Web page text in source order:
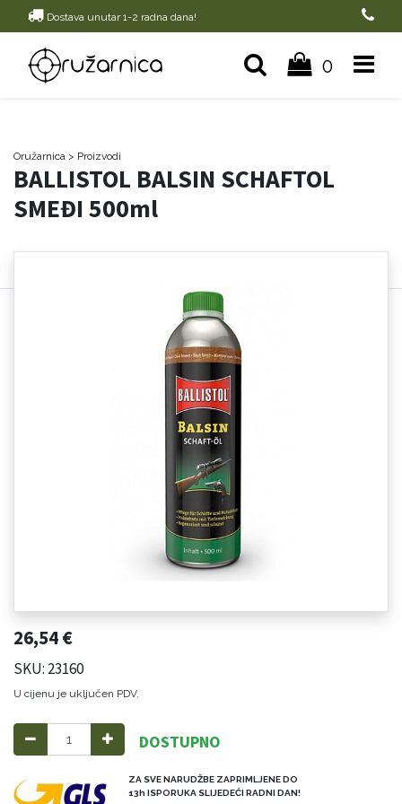
Dostava unutar 1-2 radna dana!
0
Oružarnica > Proizvodi
BALLISTOL BALSIN SCHAFTOL
SMEĐI 500ml
26,54€
SKU: 23160
U cijenu je uključen PDV.
DOSTUPNO
ZA SVE NARUDŽBE ZAPRIMLJENE DO
13h ISPORUKA SLIJEDEĆI RADNI DAN!